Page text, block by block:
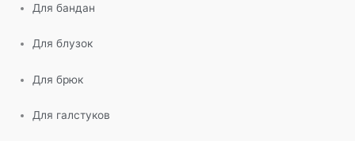
Для бандан
Для блузок
Для брюк
Для галстуков